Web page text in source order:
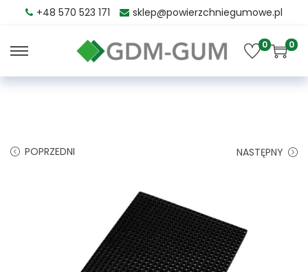
+48 570 523 171 sklep@powierzchniegumowe.pl
0 0
POPRZEDNI NASTĘPNY